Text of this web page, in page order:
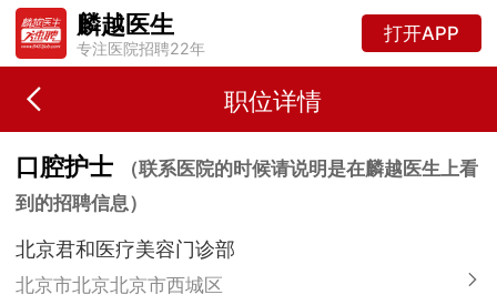
麟越医生
专注医院招聘22年
打开APP
职位详情
口腔护士
（联系医院的时候请说明是在麟越医生上看
到的招聘信息）
北京君和医疗美容门诊部
北京市北京北京市西城区